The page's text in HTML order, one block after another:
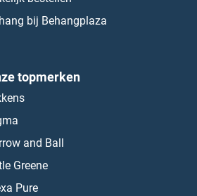
bij Behangplaza
topmerken
and Ball
Greene
Pure